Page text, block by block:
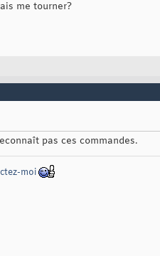
me tourner?
pas ces commandes.
moi